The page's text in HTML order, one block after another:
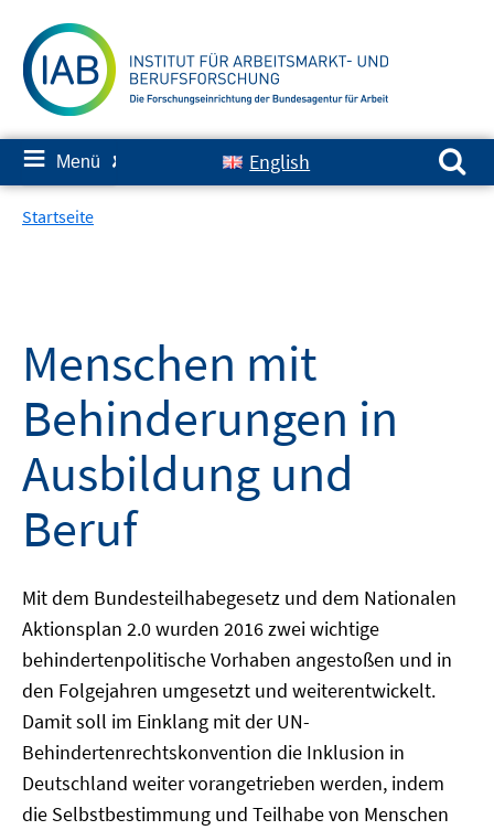
zum
Inhalt
≡ Menü ✘ English
Suchen nach:
Startseite
Menschen mit
Behinderungen in
Ausbildung und
Beruf
Mit dem Bundesteilhabegesetz und dem Nationalen
Aktionsplan 2.0 wurden 2016 zwei wichtige
behindertenpolitische Vorhaben angestoßen und in
den Folgejahren umgesetzt und weiterentwickelt.
Damit soll im Einklang mit der UN-
Behindertenrechtskonvention die Inklusion in
Deutschland weiter vorangetrieben werden, indem
die Selbstbestimmung und Teilhabe von Menschen